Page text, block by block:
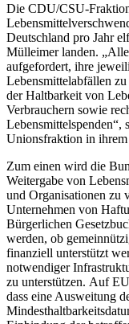
Die CDU/CSU-
Deutschland pro Jahr
Mülleimer landen.
aufgefordert, ihre
Lebensmittelabfällen
der Haltbarkeit von
Verbrauchern sowie
Lebensmittelspenden“,
Unionsfraktion in
Zum einen wird die
Weitergabe von
und Organisationen zu
Unternehmen von
Bürgerlichen
werden, ob
finanziell unterstützt
notwendiger
zu unterstützen. Auf
dass eine Ausweitung